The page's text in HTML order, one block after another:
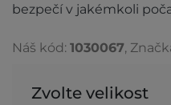
bezpečí v jakémkoli
Náš kód: 1030067,
Zvolte velikost